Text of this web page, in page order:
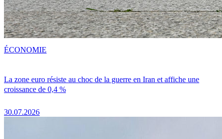
La zone euro résiste au choc de la guerre en Iran et affiche une
croissance de 0,4 %
30.07.2026
ÉCONOMIE